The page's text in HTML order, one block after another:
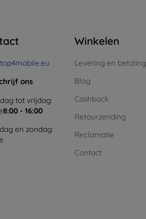
ons
tot vrijdag:
8:00 - 16:00
en zondag:
Winkelen
Levering en betaling
Blog
Cashback
Retourzending
Reclamatie
Contact